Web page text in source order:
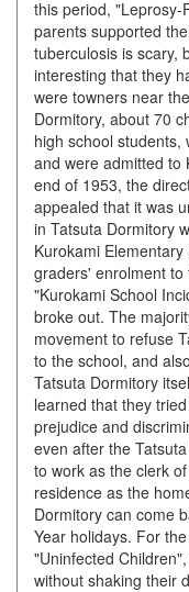
this period, "Leprosy-
parents supported
tuberculosis is scary,
interesting that they
were towners near
Dormitory, about 70
high school
and were admitted to
end of 1953, the
appealed that it was
in Tatsuta Dormitory
Kurokami
graders' enrolment
"Kurokami School
broke out. The
movement to refuse
to the school, and
Tatsuta Dormitory
learned that they
prejudice and
even after the
to work as the clerk
residence as the
Dormitory can come
Year holidays. For
"Uninfected
without shaking their